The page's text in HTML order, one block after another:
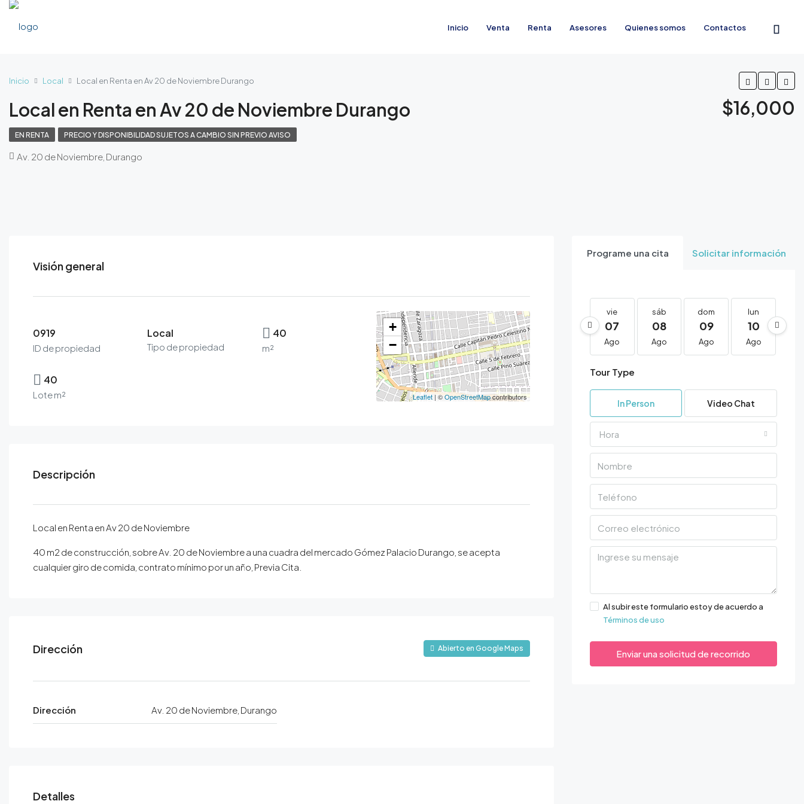
Inicio Venta Renta Asesores Quienes somos Contactos
Inicio Local Local en Renta en Av 20 de Noviembre Durango
Local en Renta en Av 20 de Noviembre Durango $16,000
EN RENTA PRECIO Y DISPONIBILIDAD SUJETOS A CAMBIO SIN PREVIO AVISO
Av. 20 de Noviembre, Durango
Visión general
0919
ID de propiedad
Local
Tipo de propiedad
40
m²
40
Lote m²
+
−
Leaflet| ©OpenStreetMapcontributors
Descripción
Local en Renta en Av 20 de Noviembre
40 m2 de construcción, sobre Av. 20 de Noviembre a una cuadra del mercado Gómez Palacio Durango, se acepta
cualquier giro de comida, contrato mínimo por un año, Previa Cita.
Dirección Abierto en Google Maps
Dirección Av. 20 de Noviembre, Durango
Detalles
Programe una cita Solicitar información
vie
07
Ago
sáb
08
Ago
dom
09
Ago
lun
10
Ago
Tour Type
In Person Video Chat
Hora
Al subir este formulario estoy de acuerdo a
Términos de uso
Enviar una solicitud de recorrido